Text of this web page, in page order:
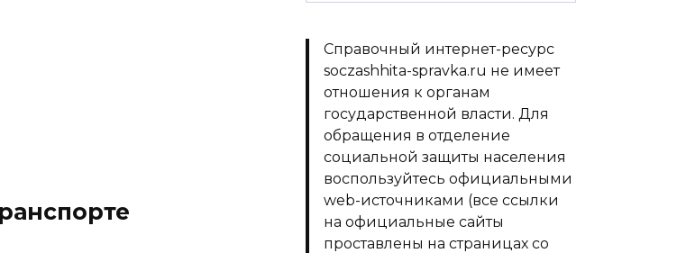
Справочный интернет-ресурс
soczashhita-spravka.ru не имеет
отношения к органам
государственной власти. Для
обращения в отделение
социальной защиты населения
воспользуйтесь официальными
web-источниками (все ссылки
на официальные сайты
проставлены на страницах со